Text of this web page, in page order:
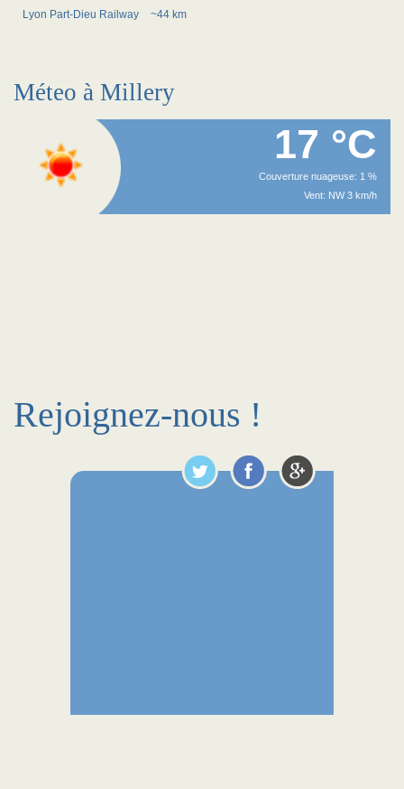
Lyon Part-Dieu Railway
~44 km
Méteo à Millery
17 °C
Couverture nuageuse: 1 %
Vent: NW 3 km/h
Rejoignez-nous !